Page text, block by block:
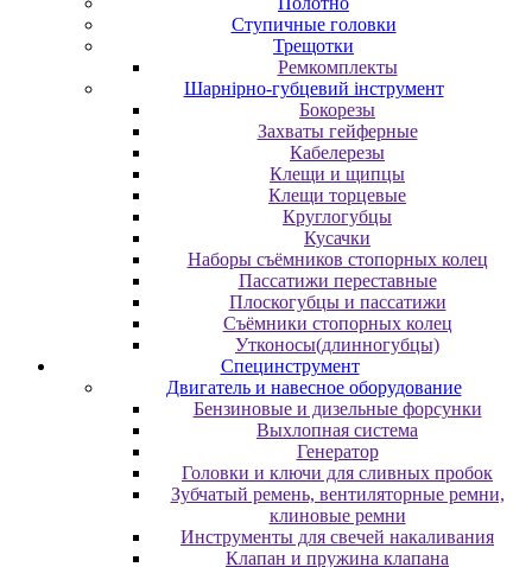
Ступичные головки
Трещотки
Ремкомплекты
Шарнірно-губцевий інструмент
Бокорезы
Захваты гейферные
Кабелерезы
Клещи и щипцы
Клещи торцевые
Круглогубцы
Кусачки
Наборы съёмников стопорных колец
Пассатижи переставные
Плоскогубцы и пассатижи
Съёмники стопорных колец
Утконосы(длинногубцы)
Специнструмент
Двигатель и навесное оборудование
Бензиновые и дизельные форсунки
Выхлопная система
Генератор
Головки и ключи для сливных пробок
Зубчатый ремень, вентиляторные ремни,
клиновые ремни
Инструменты для свечей накаливания
Клапан и пружина клапана